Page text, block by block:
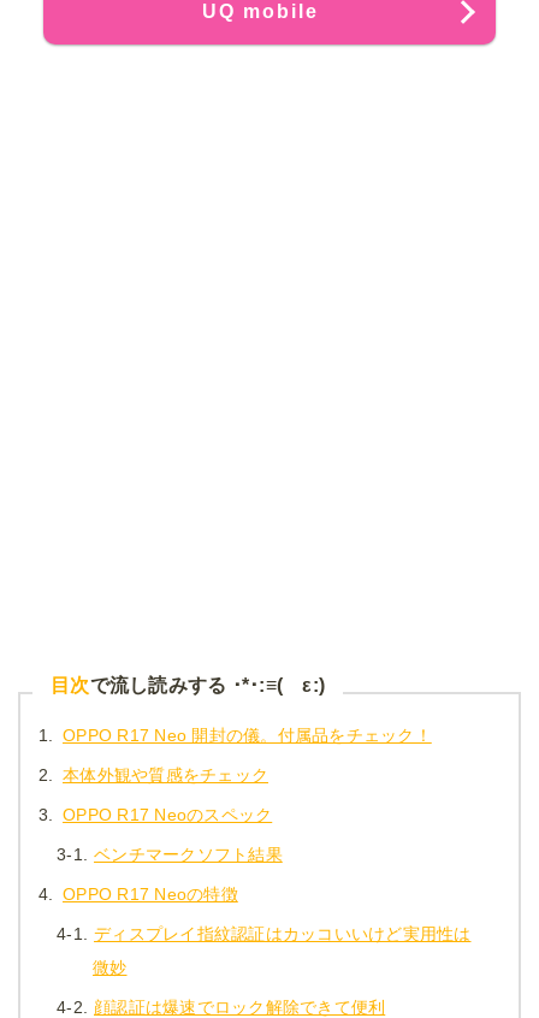
UQ mobile
目次で流し読みする ･*･:≡( ε:)
1. OPPO R17 Neo 開封の儀。付属品をチェック！
2. 本体外観や質感をチェック
3. OPPO R17 Neoのスペック
3-1. ベンチマークソフト結果
4. OPPO R17 Neoの特徴
4-1.
ディスプレイ指紋認証はカッコいいけど実用性は
微妙
4-2. 顔認証は爆速でロック解除できて便利